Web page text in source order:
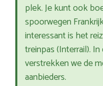
plek. Je kunt ook
spoorwegen
interessant is het
treinpas (Interrail).
verstrekken we de
aanbieders.